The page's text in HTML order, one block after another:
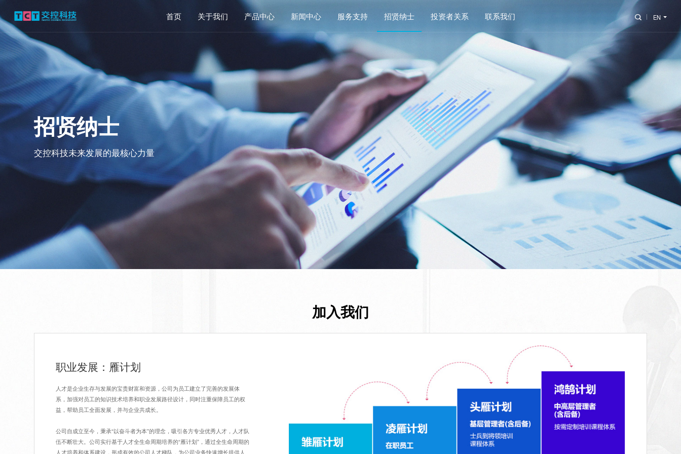
首页 关于我们 产品中心 新闻中心 服务支持 招贤纳士 投资者关系 联系我们 EN
招贤纳士
交控科技未来发展的最核心力量
加入我们
职业发展：雁计划
人才是企业生存与发展的宝贵财富和资源，公司为员工建立了完善的发展体
系，加强对员工的知识技术培养和职业发展路径设计，同时注重保障员工的权
益，帮助员工全面发展，并与企业共成长。
公司自成立至今，秉承“以奋斗者为本”的理念，吸引各方专业优秀人才，人才队
伍不断壮大。公司实行基于人才全生命周期培养的“雁计划”，通过全生命周期的
人才培养和体系建设，形成有效的公司人才梯队，为公司业务快速增长提供人